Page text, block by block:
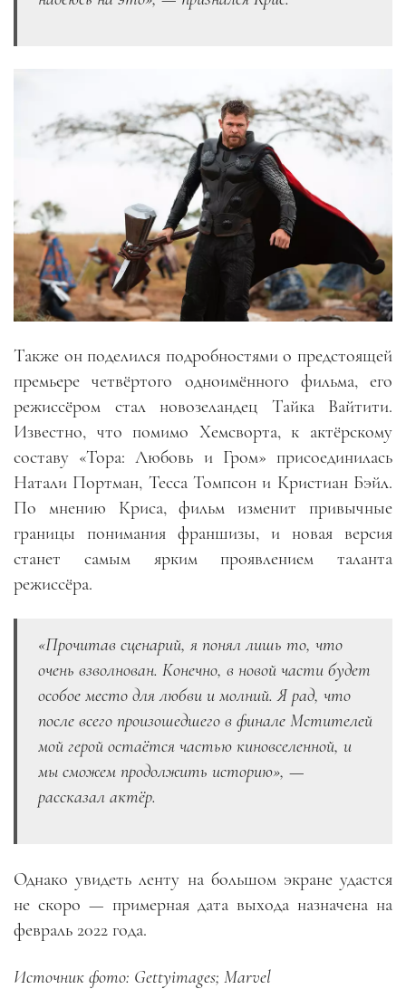
Также он поделился подробностями о предстоящей
премьере четвёртого одноимённого фильма, его
режиссёром стал новозеландец Тайка Вайтити.
Известно, что помимо Хемсворта, к актёрскому
составу «Тора: Любовь и Гром» присоединилась
Натали Портман, Тесса Томпсон и Кристиан Бэйл.
По мнению Криса, фильм изменит привычные
границы понимания франшизы, и новая версия
станет самым ярким проявлением таланта
режиссёра.
«Прочитав сценарий, я понял лишь то, что
очень взволнован. Конечно, в новой части будет
особое место для любви и молний. Я рад, что
после всего произошедшего в финале Мстителей
мой герой остаётся частью киновселенной, и
мы сможем продолжить историю», —
рассказал актёр.
Однако увидеть ленту на большом экране удастся
не скоро — примерная дата выхода назначена на
февраль 2022 года.
Источник фото: Gettyimages; Marvel